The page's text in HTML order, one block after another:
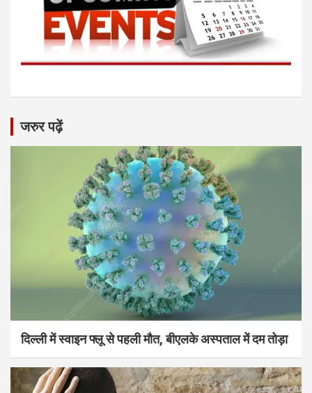
जरुर पढ़ें
दिल्ली में स्वाइन फ्लू से पहली मौत, बीएलके अस्पताल में दम तोड़ा